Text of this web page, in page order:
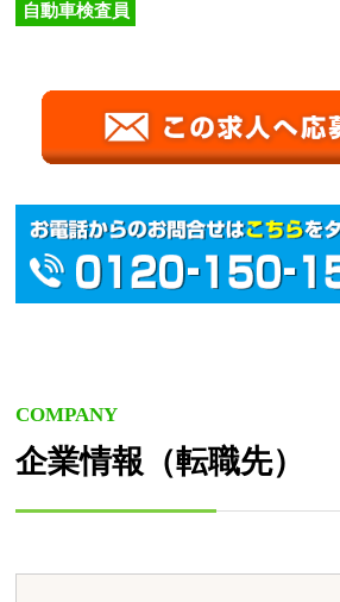
自動車検査員
COMPANY
企業情報（転職先）